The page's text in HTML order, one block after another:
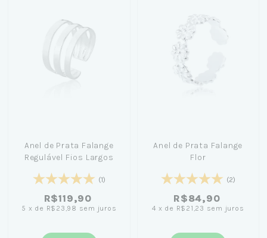
Anel de Prata Falange
Regulável Fios Largos
(1)
R$119,90
5 x de R$23,98 sem juros
Anel de Prata Falange
Flor
(2)
R$84,90
4 x de R$21,23 sem juros